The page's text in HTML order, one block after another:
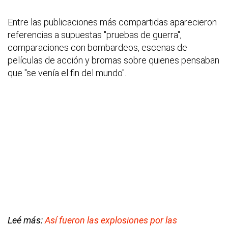
Entre las publicaciones más compartidas aparecieron
referencias a supuestas "pruebas de guerra",
comparaciones con bombardeos, escenas de
películas de acción y bromas sobre quienes pensaban
que "se venía el fin del mundo".
Leé más:Así fueron las explosiones por las